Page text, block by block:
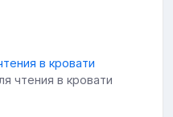
чтения в кровати